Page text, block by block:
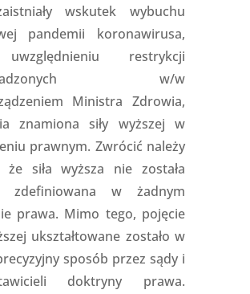
wskutek wybuchu
pandemii koronawirusa,
restrykcji
w/w
Ministra Zdrowia,
znamiona siły wyższej w
prawnym. Zwrócić należy
że siła wyższa nie została
zdefiniowana w żadnym
prawa. Mimo tego, pojęcie
ukształtowane zostało w
sposób przez sądy i
doktryny prawa.